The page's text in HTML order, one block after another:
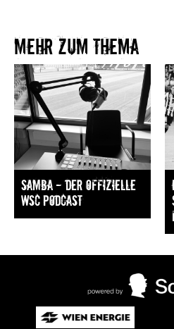
Mehr zum Thema​
Samba — Der offizielle
WSC Podcast